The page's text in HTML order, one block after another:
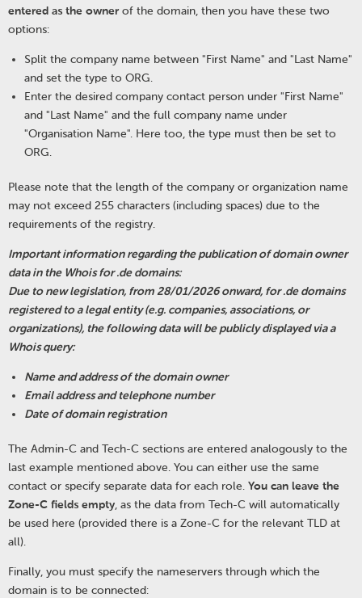
entered as the owner of the domain, then you have these two
options:
Split the company name between "First Name" and "Last Name"
and set the type to ORG.
Enter the desired company contact person under "First Name"
and "Last Name" and the full company name under
"Organisation Name". Here too, the type must then be set to
ORG.
Please note that the length of the company or organization name
may not exceed 255 characters (including spaces) due to the
requirements of the registry.
Important information regarding the publication of domain owner
data in the Whois for .de domains:
Due to new legislation, from 28/01/2026 onward, for .de domains
registered to a legal entity (e.g. companies, associations, or
organizations), the following data will be publicly displayed via a
Whois query:
Name and address of the domain owner
Email address and telephone number
Date of domain registration
The Admin-C and Tech-C sections are entered analogously to the
last example mentioned above. You can either use the same
contact or specify separate data for each role. You can leave the
Zone-C fields empty, as the data from Tech-C will automatically
be used here (provided there is a Zone-C for the relevant TLD at
all).
Finally, you must specify the nameservers through which the
domain is to be connected: